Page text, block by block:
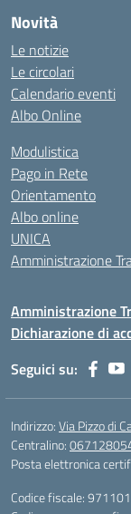
Novità
Le notizie
Le circolari
Calendario eventi
Albo Online
Modulistica
Pago in Rete
Orientamento
Albo online
UNICA
Amministrazione
Amministrazione
Dichiarazione di
Seguici su:
Indirizzo:Via Pizzo di
Centralino:
Posta elettronica
Codice fiscale: